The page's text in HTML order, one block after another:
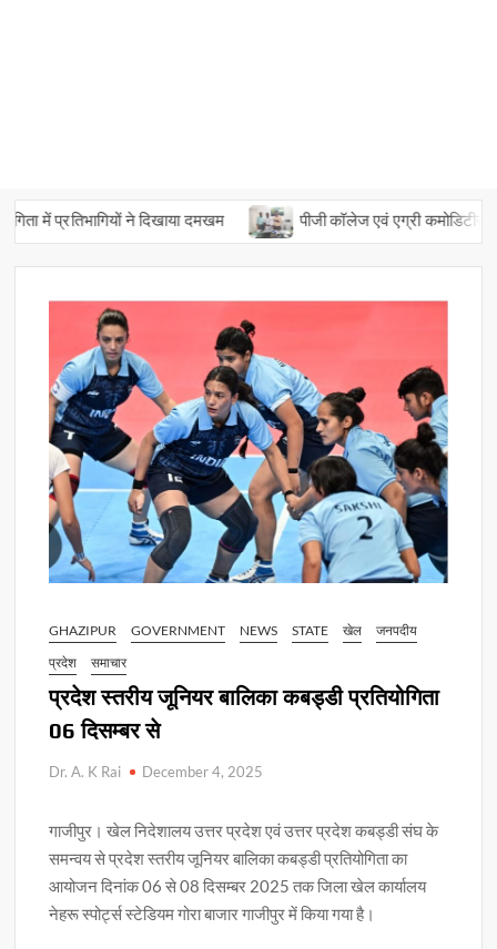
में प्रतिभागियों ने दिखाया दमखम पीजी कॉलेज एवं एग्री कमोडिटीज
GHAZIPUR GOVERNMENT NEWS STATE खेल
जनपदीय
प्रदेश
समाचार
प्रदेश स्तरीय जूनियर बालिका कबड्डी प्रतियोगिता
06 दिसम्बर से
Dr. A. K Rai December 4, 2025
गाजीपुर। खेल निदेशालय उत्तर प्रदेश एवं उत्तर प्रदेश कबड्डी संघ के
समन्वय से प्रदेश स्तरीय जूनियर बालिका कबड्डी प्रतियोगिता का
आयोजन दिनांक 06 से 08 दिसम्बर 2025 तक जिला खेल कार्यालय
नेहरू स्पोर्ट्स स्टेडियम गोरा बाजार गाजीपुर में किया गया है।